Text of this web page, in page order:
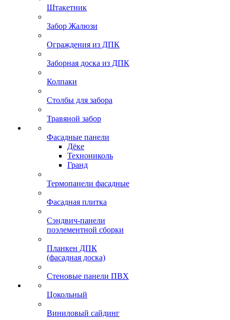
Штакетник
Забор Жалюзи
Ограждения из ДПК
Заборная доска из ДПК
Колпаки
Столбы для забора
Травяной забор
Фасадные панели
Дёке
Технониколь
Гранд
Термопанели фасадные
Фасадная плитка
Сэндвич-панели
поэлементной сборки
Планкен ДПК
(фасадная доска)
Стеновые панели ПВХ
Цокольный
Виниловый сайдинг